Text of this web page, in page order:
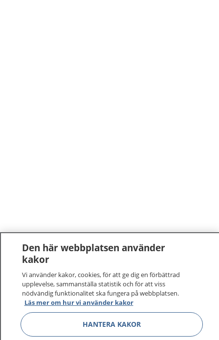
1177 –tryggt om din hälsa och vård
På 1177.se får du råd om hälsa och information om
sjukdomar och vilka mottagningar du kan kontakta.
Logga in för att läsa din journal och göra dina
vårdärenden. Ring telefonnummer 1177 för
sjukvårdsrådgivning dygnet runt.
Den här webbplatsen använder
kakor
Vi använder kakor, cookies, för att ge dig en förbättrad
upplevelse, sammanställa statistik och för att viss
nödvändig funktionalitet ska fungera på webbplatsen.
Läs mer om hur vi använder kakor
HANTERA KAKOR